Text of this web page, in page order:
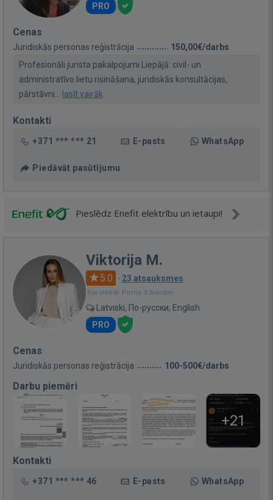
PRO
Cenas
Juridiskās personas reģistrācija
150,00€/darbs
Profesionāli jurista pakalpojumi Liepājā: civil- un
administratīvo lietu risināšana, juridiskās konsultācijas,
pārstāvni...
lasīt vairāk
Kontakti
+371 *** *** 21 E-pasts WhatsApp
Piedāvāt pasūtījumu
Pieslēdz Enefit elektrību un ietaupi!
Viktorija M.
5.0 · 23 atsauksmes
Bija vietnē: Pirms 3 dienām
Latviski, По-русски, English
PRO
Cenas
Juridiskās personas reģistrācija 100-500€/darbs
Darbu piemēri
+21
Kontakti
+371 *** *** 46 E-pasts WhatsApp